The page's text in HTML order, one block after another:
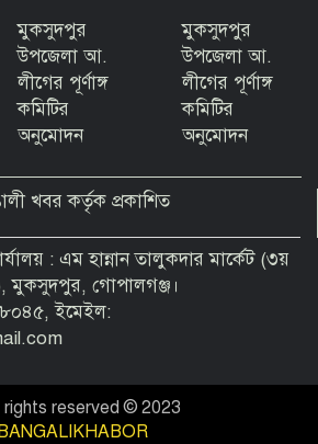
জুলাই গণঅভ্যুত্থানের ২য় বর্ষপূর্তি উপলক্ষে
বীরগঞ্জে আলোচনা সভা ও পুরস্কার বিতরণ
মুকসুদপুর
উপজেলা আ.
লীগের পূর্ণাঙ্গ
কমিটির
অনুমোদন
মুকসুদপুর
উপজেলা আ.
লীগের পূর্ণাঙ্গ
কমিটির
অনুমোদন
খবর কর্তৃক প্রকাশিত
: এম হান্নান তালুকদার মার্কেট (৩য়
মুকসুদপুর, গোপালগঞ্জ।
ইমেইল:
reserved © 2023